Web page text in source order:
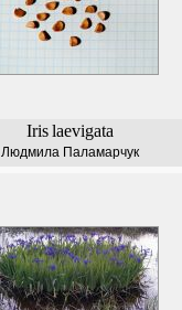
Iris laevigata
Людмила Паламарчук